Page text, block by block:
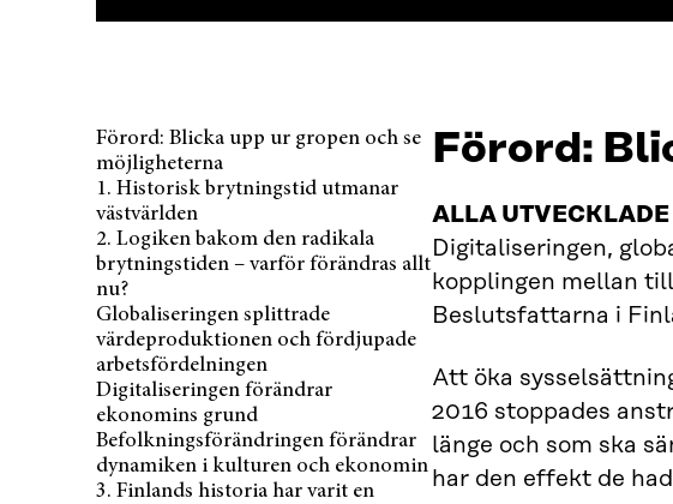
Förord: Blicka upp ur gropen och se
möjligheterna
1. Historisk brytningstid utmanar
västvärlden
2. Logiken bakom den radikala
brytningstiden – varför förändras allt
nu?
Globaliseringen splittrade
värdeproduktionen och fördjupade
arbetsfördelningen
Digitaliseringen förändrar
ekonomins grund
Befolkningsförändringen förändrar
dynamiken i kulturen och ekonomin
3. Finlands historia har varit en
Förord:
ALLA UTVECKLADE
Digitaliseringen,
kopplingen mellan
Beslutsfattarna i
Att öka
2016 stoppades
länge och som ska
har den effekt de